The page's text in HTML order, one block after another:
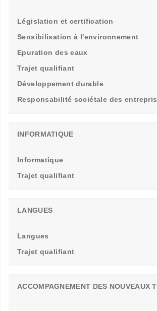
Législation et certification
Sensibilisation à l'environnement
Epuration des eaux
Trajet qualifiant
Développement durable
Responsabilité sociétale des
INFORMATIQUE
Informatique
Trajet qualifiant
LANGUES
Langues
Trajet qualifiant
ACCOMPAGNEMENT DES NOUVEAUX